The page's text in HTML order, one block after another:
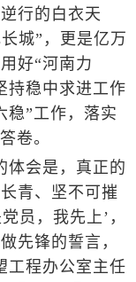
行的白衣天
城”，更是亿万
好“河南力
持稳中求进工作
稳”工作，落实
卷。
会是，真正的
青、坚不可摧
员，我先上’，
先锋的誓言，
工程办公室主任